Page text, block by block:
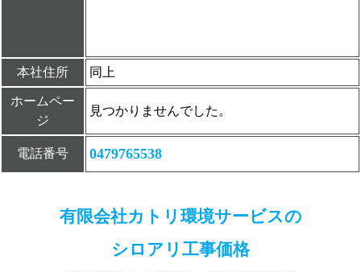
本社住所 同上
ホームペー
ジ
見つかりませんでした。
電話番号 0479765538
有限会社カトリ環境サービスの
シロアリ工事価格